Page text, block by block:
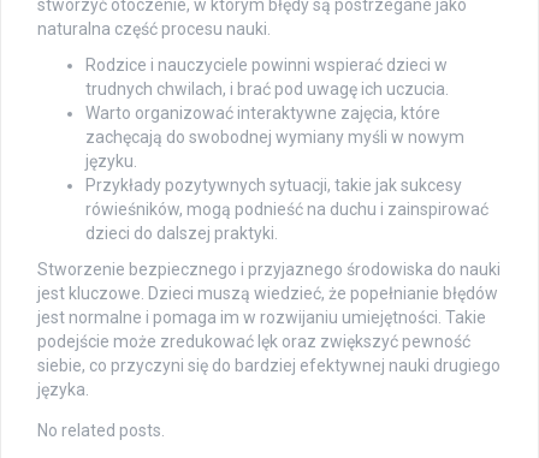
stworzyć otoczenie, w którym błędy są postrzegane jako
naturalna część procesu nauki.
Rodzice i nauczyciele powinni wspierać dzieci w
trudnych chwilach, i brać pod uwagę ich uczucia.
Warto organizować interaktywne zajęcia, które
zachęcają do swobodnej wymiany myśli w nowym
języku.
Przykłady pozytywnych sytuacji, takie jak sukcesy
rówieśników, mogą podnieść na duchu i zainspirować
dzieci do dalszej praktyki.
Stworzenie bezpiecznego i przyjaznego środowiska do nauki
jest kluczowe. Dzieci muszą wiedzieć, że popełnianie błędów
jest normalne i pomaga im w rozwijaniu umiejętności. Takie
podejście może zredukować lęk oraz zwiększyć pewność
siebie, co przyczyni się do bardziej efektywnej nauki drugiego
języka.
No related posts.